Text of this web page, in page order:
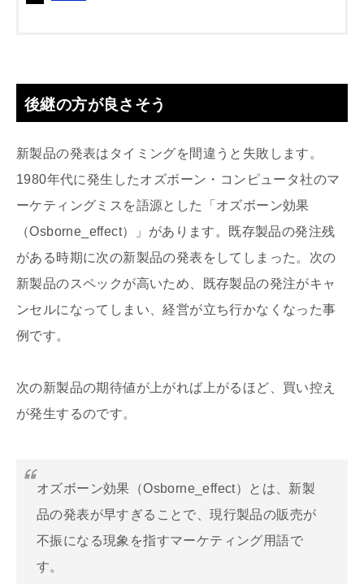
後継の方が良さそう
新製品の発表はタイミングを間違うと失敗します。
1980年代に発生したオズボーン・コンピュータ社のマ
ーケティングミスを語源とした「オズボーン効果
（Osborne_effect）」があります。既存製品の発注残
がある時期に次の新製品の発表をしてしまった。次の
新製品のスペックが高いため、既存製品の発注がキャ
ンセルになってしまい、経営が立ち行かなくなった事
例です。
次の新製品の期待値が上がれば上がるほど、買い控え
が発生するのです。
オズボーン効果（Osborne_effect）とは、新製
品の発表が早すぎることで、現行製品の販売が
不振になる現象を指すマーケティング用語で
す。